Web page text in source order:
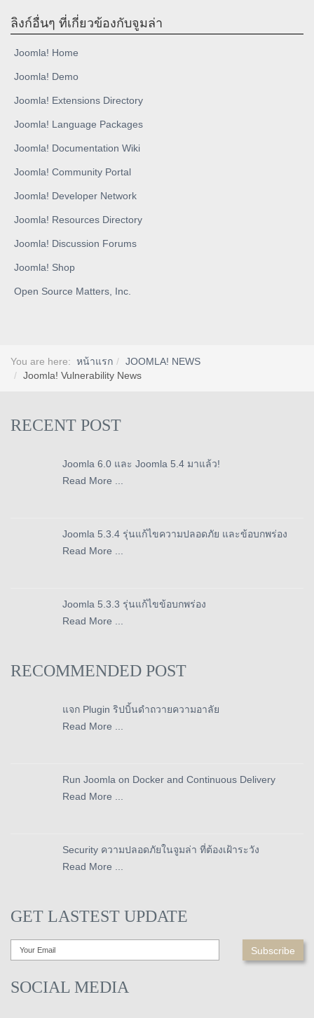
ลิงก์อื่นๆ ที่เกี่ยวข้องกับจูมล่า
Joomla! Home
Joomla! Demo
Joomla! Extensions Directory
Joomla! Language Packages
Joomla! Documentation Wiki
Joomla! Community Portal
Joomla! Developer Network
Joomla! Resources Directory
Joomla! Discussion Forums
Joomla! Shop
Open Source Matters, Inc.
You are here: หน้าแรก
JOOMLA! NEWS
Joomla! Vulnerability News
RECENT POST
Joomla 6.0 และ Joomla 5.4 มาแล้ว!
Read More ...
Joomla 5.3.4 รุ่นแก้ไขความปลอดภัย และข้อบกพร่อง
Read More ...
Joomla 5.3.3 รุ่นแก้ไขข้อบกพร่อง
Read More ...
RECOMMENDED POST
แจก Plugin ริปบิ้นดำถวายความอาลัย
Read More ...
Run Joomla on Docker and Continuous Delivery
Read More ...
Security ความปลอดภัยในจูมล่า ที่ต้องเฝ้าระวัง
Read More ...
GET LASTEST UPDATE
SOCIAL MEDIA